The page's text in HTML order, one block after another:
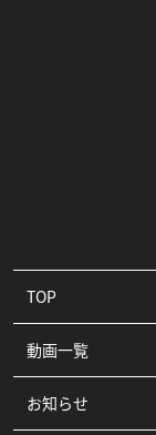
TOP
動画一覧
コント
お知らせ